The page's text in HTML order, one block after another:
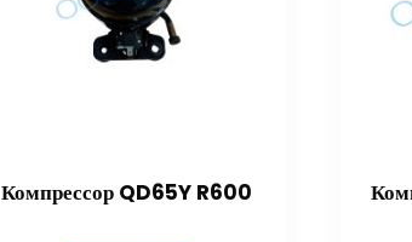
Компрессор QD65Y R600